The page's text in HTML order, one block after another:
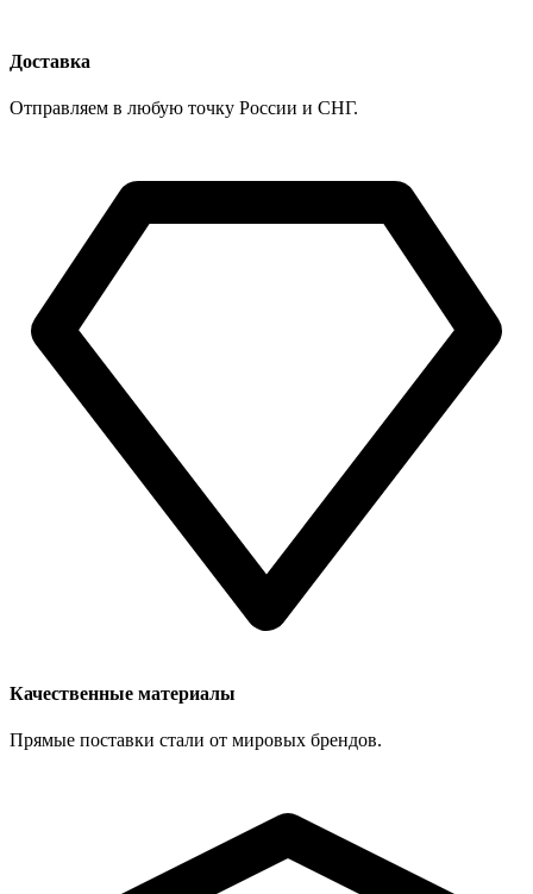
Доставка
Отправляем в любую точку России и СНГ.
Качественные материалы
Прямые поставки стали от мировых брендов.